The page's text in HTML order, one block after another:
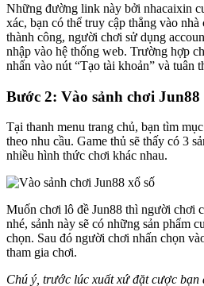
Những đường link này bởi nhacaixin
xác, bạn có thể truy cập thẳng vào
thành công, người chơi sử dụng
nhập vào hệ thống web. Trường hợp
nhấn vào nút “Tạo tài khoản” và tuân
Bước 2: Vào sảnh chơi Jun88
Tại thanh menu trang chủ, bạn tìm
theo nhu cầu. Game thủ sẽ thấy có 3
nhiều hình thức chơi khác nhau.
Muốn chơi lô đề Jun88 thì người chơi
nhé, sảnh này sẽ có những sản phẩm
chọn. Sau đó người chơi nhấn chọn
tham gia chơi.
Chú ý, trước lúc xuất xứ đặt cược bạn